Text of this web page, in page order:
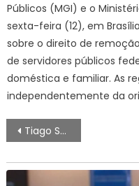
Públicos (MGI) e o
sexta-feira (12), em
sobre o direito de
de servidores públicos
doméstica e familiar. As
independentemente da
Navegação
de
artigos
Tiago Splitter assume como técnico do Chicago Bulls e coloca Santa Catarina no topo do basquete mundial